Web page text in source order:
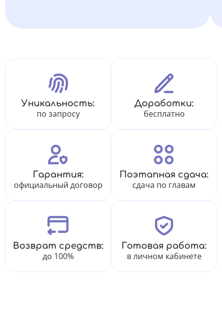
Уникальность:
по запросу
Доработки:
бесплатно
Гарантия:
официальный договор
Поэтапная сдача:
сдача по главам
Возврат средств:
до 100%
Готовая работа:
в личном кабинете